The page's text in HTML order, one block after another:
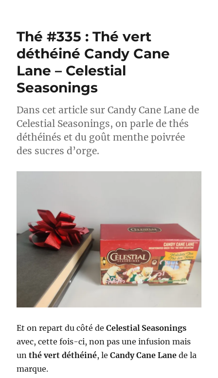
Thé
Le
secret
du
–
DAVIDsTEA
Thé #335 : Thé vert
déthéiné Candy Cane
Lane – Celestial
Seasonings
Dans cet article sur Candy Cane Lane de
Celestial Seasonings, on parle de thés
déthéinés et du goût menthe poivrée
des sucres d’orge.
Et on repart du côté de Celestial Seasonings
avec, cette fois-ci, non pas une infusion mais
unthé vert déthéiné, leCandy Cane Lane de la
marque.